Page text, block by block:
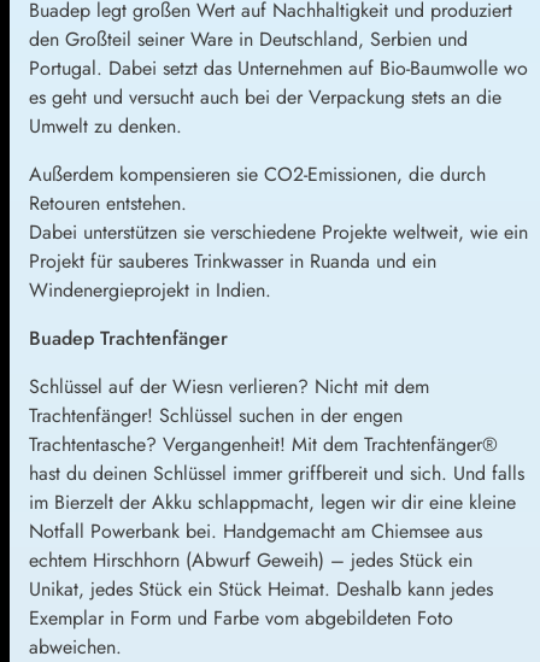
Buadep legt großen Wert auf Nachhaltigkeit und produziert
den Großteil seiner Ware in Deutschland, Serbien und
Portugal. Dabei setzt das Unternehmen auf Bio-Baumwolle wo
es geht und versucht auch bei der Verpackung stets an die
Umwelt zu denken.
Außerdem kompensieren sie CO2-Emissionen, die durch
Retouren entstehen.
Dabei unterstützen sie verschiedene Projekte weltweit, wie ein
Projekt für sauberes Trinkwasser in Ruanda und ein
Windenergieprojekt in Indien.
Buadep Trachtenfänger
Schlüssel auf der Wiesn verlieren? Nicht mit dem
Trachtenfänger! Schlüssel suchen in der engen
Trachtentasche? Vergangenheit! Mit dem Trachtenfänger®
hast du deinen Schlüssel immer griffbereit und sich. Und falls
im Bierzelt der Akku schlappmacht, legen wir dir eine kleine
Notfall Powerbank bei. Handgemacht am Chiemsee aus
echtem Hirschhorn (Abwurf Geweih) – jedes Stück ein
Unikat, jedes Stück ein Stück Heimat. Deshalb kann jedes
Exemplar in Form und Farbe vom abgebildeten Foto
abweichen.